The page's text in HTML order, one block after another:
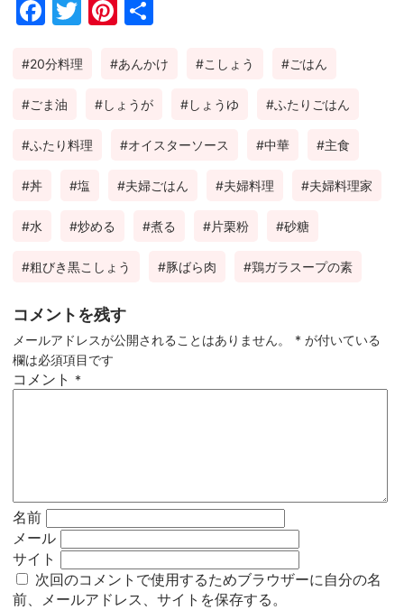
Fac
ok
Twi
Pin
est
20分料理 あんかけ こしょう ごはん
ごま油 しょうが しょうゆ ふたりごはん
ふたり料理 オイスターソース 中華 主食
丼 塩 夫婦ごはん 夫婦料理 夫婦料理家
水 炒める 煮る 片栗粉 砂糖
粗びき黒こしょう 豚ばら肉 鶏ガラスープの素
コメントを残す
メールアドレスが公開されることはありません。 * が付いている
欄は必須項目です
コメント *
名前
メール
サイト
次回のコメントで使用するためブラウザーに自分の名
前、メールアドレス、サイトを保存する。